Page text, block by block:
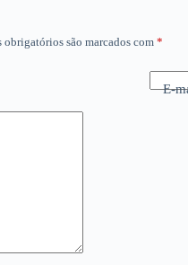
obrigatórios são marcados com *
E-